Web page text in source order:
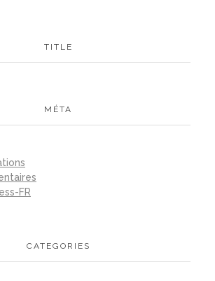
TITLE
MÉTA
FR
CATEGORIES